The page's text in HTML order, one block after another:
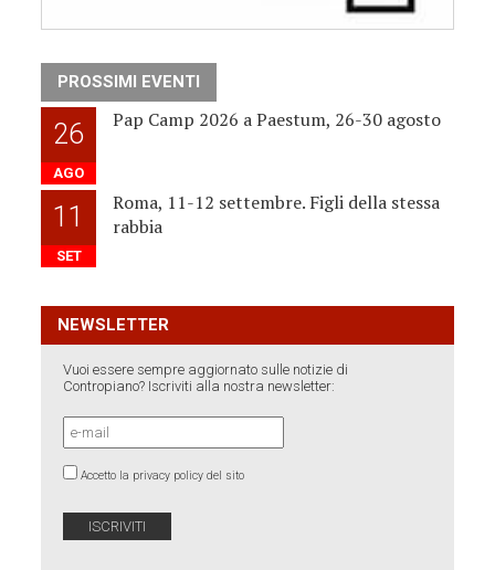
PROSSIMI EVENTI
26
AGO
Pap Camp 2026 a Paestum, 26-30 agosto
11
SET
Roma, 11-12 settembre. Figli della stessa
rabbia
NEWSLETTER
Vuoi essere sempre aggiornato sulle notizie di
Contropiano? Iscriviti alla nostra newsletter:
Accetto la privacy policy del sito